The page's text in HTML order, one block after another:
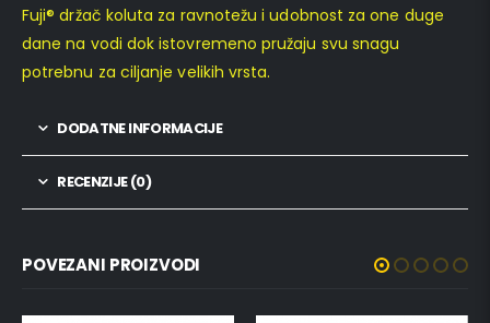
Fuji® držač koluta za ravnotežu i udobnost za one duge
dane na vodi dok istovremeno pružaju svu snagu
potrebnu za ciljanje velikih vrsta.
DODATNE INFORMACIJE
RECENZIJE (0)
POVEZANI PROIZVODI